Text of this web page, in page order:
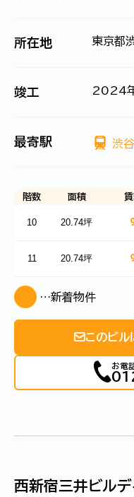
所在地 東京都
竣工 2024
最寄駅 渋
階数 面積
10 20.74坪
11 20.74坪
…新着物件
このビル
お電
西新宿三井ビルデ